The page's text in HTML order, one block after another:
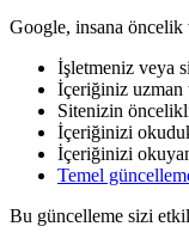
Google, insana öncelik
İşletmeniz veya
İçeriğiniz uzman
Sitenizin
İçeriğinizi
İçeriğinizi
Temel
Bu güncelleme sizi